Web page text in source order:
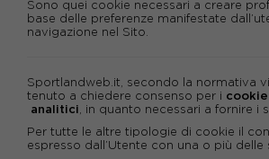
Sono quei cookie necessari a creare
base delle preferenze manifestate
navigazione nel Sito.
Sportlandweb.it, secondo la normativa
tenuto a chiedere consenso per i
analitici, in quanto necessari a fornire i
Per tutte le altre tipologie di cookie il
espresso dall’Utente con una o più